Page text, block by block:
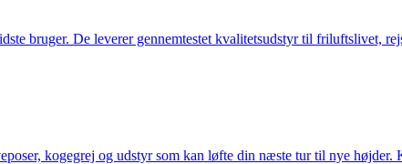
bruger. De leverer gennemtestet kvalitetsudstyr til friluftslivet,
kogegrej og udstyr som kan løfte din næste tur til nye højder.